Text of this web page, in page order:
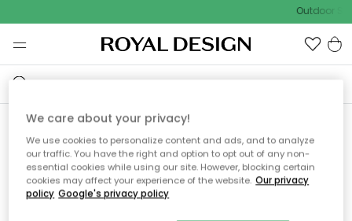
Outdoor
Ooops, die Seite wurde nicht
gefunden.
We care about your privacy!
We use cookies to personalize content and ads, and to analyze
our traffic. You have the right and option to opt out of any non-
essential cookies while using our site. However, blocking certain
cookies may affect your experience of the website. Our privacy
policy Google's privacy policy